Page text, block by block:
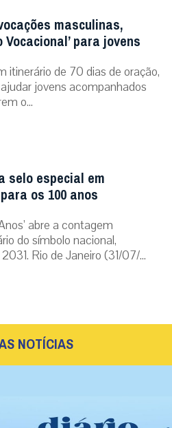
masculinas,
para jovens
itinerário de 70 dias de oração,
jovens acompanhados
o...
selo especial em
os 100 anos
abre a contagem
do símbolo nacional,
Rio de Janeiro (31/07/...
NOTÍCIAS